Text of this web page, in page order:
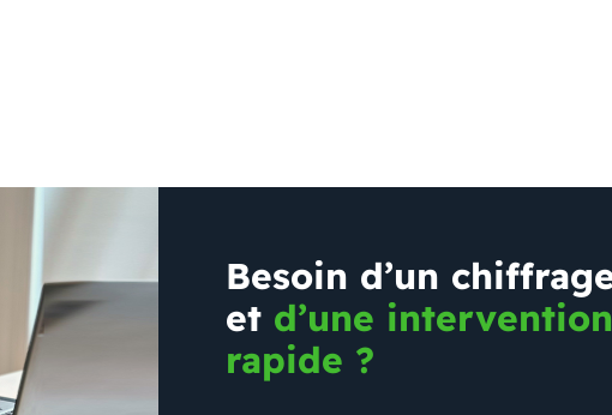
Besoin d’un
et d’une intervention
rapide ?